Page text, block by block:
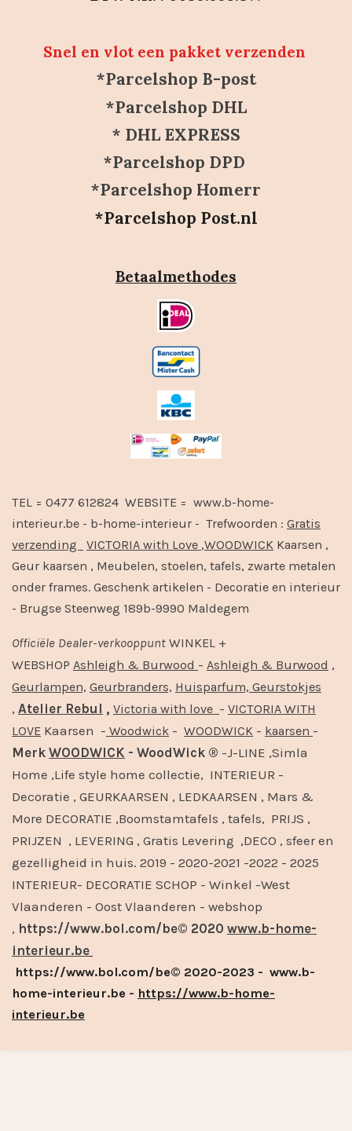
Snel en vlot een pakket verzenden
*Parcelshop B-post
*Parcelshop DHL
* DHL EXPRESS
*Parcelshop DPD
*Parcelshop Homerr
*Parcelshop Post.nl
Betaalmethodes
TEL = 0477 612824 WEBSITE = www.b-home-
interieur.be - b-home-interieur - Trefwoorden : Gratis
verzending
VICTORIA with Love ,WOODWICK Kaarsen ,
Geur kaarsen , Meubelen, stoelen, tafels, zwarte metalen
onder frames. Geschenk artikelen - Decoratie en interieur
- Brugse Steenweg 189b-9990 Maldegem
Officiële Dealer-verkooppunt WINKEL +
WEBSHOP Ashleigh & Burwood - Ashleigh & Burwood ,
Geurlampen, Geurbranders, Huisparfum, Geurstokjes
, Atelier Rebul , Victoria with love - VICTORIA WITH
LOVE Kaarsen - Woodwick - WOODWICK - kaarsen -
Merk WOODWICK - WoodWick ® -J-LINE ,Simla
Home ,Life style home collectie, INTERIEUR -
Decoratie , GEURKAARSEN , LEDKAARSEN , Mars &
More DECORATIE ,Boomstamtafels , tafels, PRIJS ,
PRIJZEN , LEVERING , Gratis Levering ,DECO , sfeer en
gezelligheid in huis. 2019 - 2020-2021 -2022 - 2025
INTERIEUR- DECORATIE SCHOP - Winkel -West
Vlaanderen - Oost Vlaanderen - webshop
, https://www.bol.com/be© 2020 www.b-home-
interieur.be
https://www.bol.com/be© 2020-2023 - www.b-
home-interieur.be - https://www.b-home-
interieur.be